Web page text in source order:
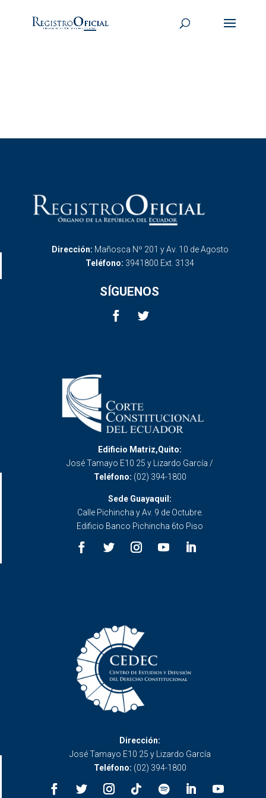
Dirección: Mañosca Nº 201 y Av. 10 de Agosto
Teléfono: 3941800 Ext. 3134
SÍGUENOS
Edificio Matriz,Quito:
José Tamayo E10 25 y Lizardo García /
Teléfono: (02) 394-1800
Sede Guayaquil:
Calle Pichincha y Av. 9 de Octubre.
Edificio Banco Pichincha 6to Piso
Dirección:
José Tamayo E10 25 y Lizardo García
Teléfono: (02) 394-1800